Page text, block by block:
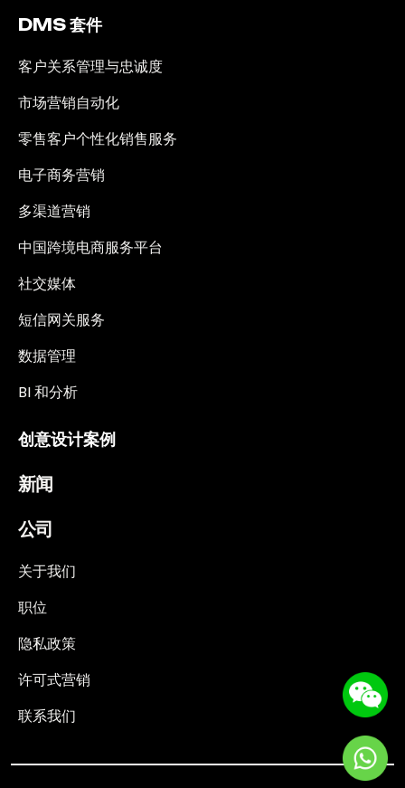
DMS 套件
客户关系管理与忠诚度
市场营销自动化
零售客户个性化销售服务
电子商务营销
多渠道营销
中国跨境电商服务平台
社交媒体
短信网关服务
数据管理
BI 和分析
创意设计案例
新闻
公司
关于我们
职位
隐私政策
许可式营销
联系我们